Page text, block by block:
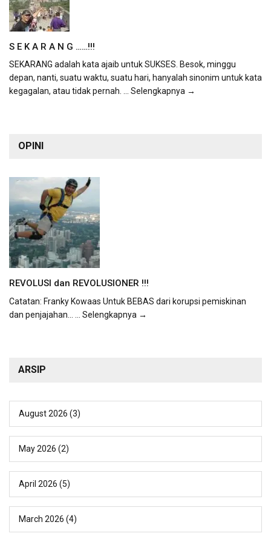
S E K A R A N G ……!!!
SEKARANG adalah kata ajaib untuk SUKSES. Besok, minggu
depan, nanti, suatu waktu, suatu hari, hanyalah sinonim untuk kata
kegagalan, atau tidak pernah. ... Selengkapnya →
OPINI
REVOLUSI dan REVOLUSIONER !!!
Catatan: Franky Kowaas Untuk BEBAS dari korupsi pemiskinan
dan penjajahan...
... Selengkapnya →
ARSIP
August 2026 (3)
May 2026 (2)
April 2026 (5)
March 2026 (4)